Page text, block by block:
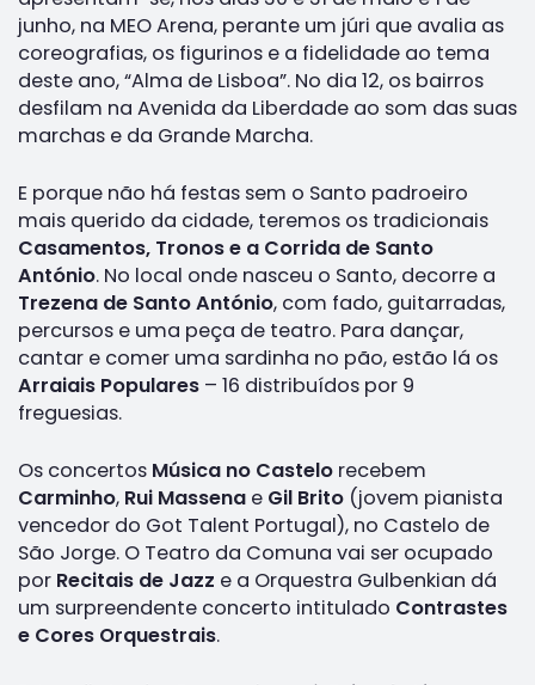
junho, na MEO Arena, perante um júri que avalia as
coreografias, os figurinos e a fidelidade ao tema
deste ano, “Alma de Lisboa”. No dia 12, os bairros
desfilam na Avenida da Liberdade ao som das suas
marchas e da Grande Marcha.
E porque não há festas sem o Santo padroeiro
mais querido da cidade, teremos os tradicionais
Casamentos, Tronos e a Corrida de Santo
António. No local onde nasceu o Santo, decorre a
Trezena de Santo António, com fado, guitarradas,
percursos e uma peça de teatro. Para dançar,
cantar e comer uma sardinha no pão, estão lá os
Arraiais Populares – 16 distribuídos por 9
freguesias.
Os concertos Música no Castelo recebem
Carminho, Rui Massena e Gil Brito (jovem pianista
vencedor do Got Talent Portugal), no Castelo de
São Jorge. O Teatro da Comuna vai ser ocupado
por Recitais de Jazz e a Orquestra Gulbenkian dá
um surpreendente concerto intitulado Contrastes
e Cores Orquestrais.